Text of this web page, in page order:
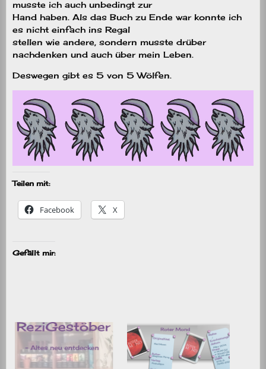
musste ich auch unbedingt zur
Hand haben. Als das Buch zu Ende war konnte ich
es nicht einfach ins Regal
stellen wie andere, sondern musste drüber
nachdenken und auch über mein Leben.
Deswegen gibt es 5 von 5 Wölfen.
Teilen mit:
Facebook X
Gefällt mir: